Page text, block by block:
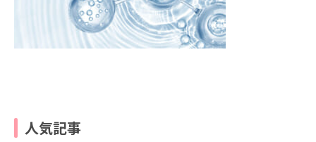
人気記事